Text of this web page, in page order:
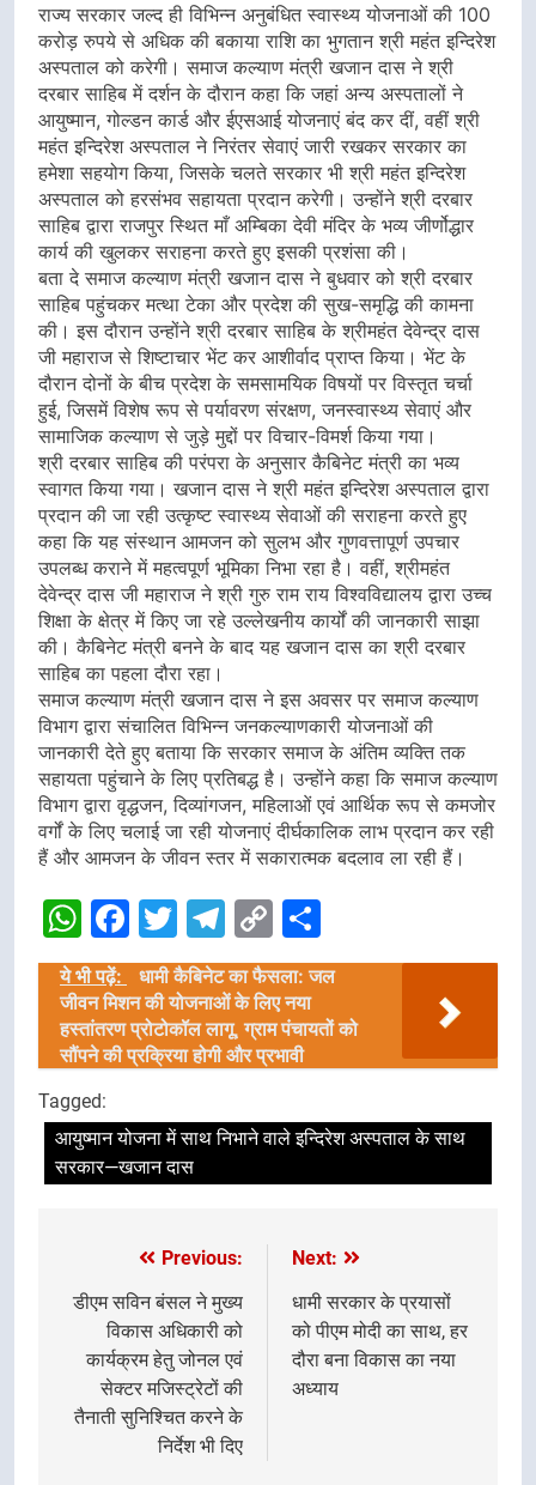
राज्य सरकार जल्द ही विभिन्न अनुबंधित स्वास्थ्य योजनाओं की 100
करोड़ रुपये से अधिक की बकाया राशि का भुगतान श्री महंत इन्दिरेश
अस्पताल को करेगी। समाज कल्याण मंत्री खजान दास ने श्री
दरबार साहिब में दर्शन के दौरान कहा कि जहां अन्य अस्पतालों ने
आयुष्मान, गोल्डन कार्ड और ईएसआई योजनाएं बंद कर दीं, वहीं श्री
महंत इन्दिरेश अस्पताल ने निरंतर सेवाएं जारी रखकर सरकार का
हमेशा सहयोग किया, जिसके चलते सरकार भी श्री महंत इन्दिरेश
अस्पताल को हरसंभव सहायता प्रदान करेगी। उन्होंने श्री दरबार
साहिब द्वारा राजपुर स्थित माँ अम्बिका देवी मंदिर के भव्य जीर्णोद्धार
कार्य की खुलकर सराहना करते हुए इसकी प्रशंसा की।
बता दे समाज कल्याण मंत्री खजान दास ने बुधवार को श्री दरबार
साहिब पहुंचकर मत्था टेका और प्रदेश की सुख-समृद्धि की कामना
की। इस दौरान उन्होंने श्री दरबार साहिब के श्रीमहंत देवेन्द्र दास
जी महाराज से शिष्टाचार भेंट कर आशीर्वाद प्राप्त किया। भेंट के
दौरान दोनों के बीच प्रदेश के समसामयिक विषयों पर विस्तृत चर्चा
हुई, जिसमें विशेष रूप से पर्यावरण संरक्षण, जनस्वास्थ्य सेवाएं और
सामाजिक कल्याण से जुड़े मुद्दों पर विचार-विमर्श किया गया।
श्री दरबार साहिब की परंपरा के अनुसार कैबिनेट मंत्री का भव्य
स्वागत किया गया। खजान दास ने श्री महंत इन्दिरेश अस्पताल द्वारा
प्रदान की जा रही उत्कृष्ट स्वास्थ्य सेवाओं की सराहना करते हुए
कहा कि यह संस्थान आमजन को सुलभ और गुणवत्तापूर्ण उपचार
उपलब्ध कराने में महत्वपूर्ण भूमिका निभा रहा है। वहीं, श्रीमहंत
देवेन्द्र दास जी महाराज ने श्री गुरु राम राय विश्वविद्यालय द्वारा उच्च
शिक्षा के क्षेत्र में किए जा रहे उल्लेखनीय कार्यों की जानकारी साझा
की। कैबिनेट मंत्री बनने के बाद यह खजान दास का श्री दरबार
साहिब का पहला दौरा रहा।
समाज कल्याण मंत्री खजान दास ने इस अवसर पर समाज कल्याण
विभाग द्वारा संचालित विभिन्न जनकल्याणकारी योजनाओं की
जानकारी देते हुए बताया कि सरकार समाज के अंतिम व्यक्ति तक
सहायता पहुंचाने के लिए प्रतिबद्ध है। उन्होंने कहा कि समाज कल्याण
विभाग द्वारा वृद्धजन, दिव्यांगजन, महिलाओं एवं आर्थिक रूप से कमजोर
वर्गों के लिए चलाई जा रही योजनाएं दीर्घकालिक लाभ प्रदान कर रही
हैं और आमजन के जीवन स्तर में सकारात्मक बदलाव ला रही हैं।
WhatsApp
Facebook
Twitter
Telegram
Copy
Link
ये भी पढ़ें:
धामी कैबिनेट का फैसला: जल
जीवन मिशन की योजनाओं के लिए नया
हस्तांतरण प्रोटोकॉल लागू, ग्राम पंचायतों को
सौंपने की प्रक्रिया होगी और प्रभावी
Tagged:
आयुष्मान योजना में साथ निभाने वाले इन्दिरेश अस्पताल के साथ
सरकार—खजान दास
navigation
Previous:
डीएम सविन बंसल ने मुख्य
विकास अधिकारी को
कार्यक्रम हेतु जोनल एवं
सेक्टर मजिस्ट्रेटों की
तैनाती सुनिश्चित करने के
निर्देश भी दिए
Next:
धामी सरकार के प्रयासों
को पीएम मोदी का साथ, हर
दौरा बना विकास का नया
अध्याय